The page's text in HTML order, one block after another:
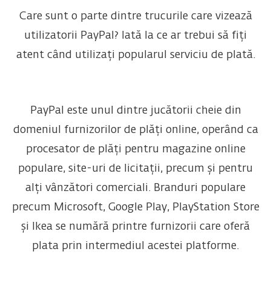
Care sunt o parte dintre trucurile care vizează
utilizatorii PayPal? Iată la ce ar trebui să fiți
atent când utilizați popularul serviciu de plată.
PayPal este unul dintre jucătorii cheie din
domeniul furnizorilor de plăți online, operând ca
procesator de plăți pentru magazine online
populare, site-uri de licitații, precum și pentru
alți vânzători comerciali. Branduri populare
precum Microsoft, Google Play, PlayStation Store
și Ikea se numără printre furnizorii care oferă
plata prin intermediul acestei platforme.